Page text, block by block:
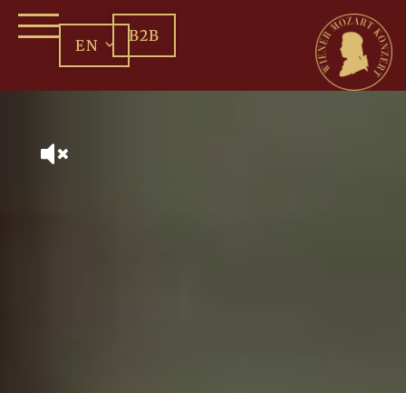
EN
B2B